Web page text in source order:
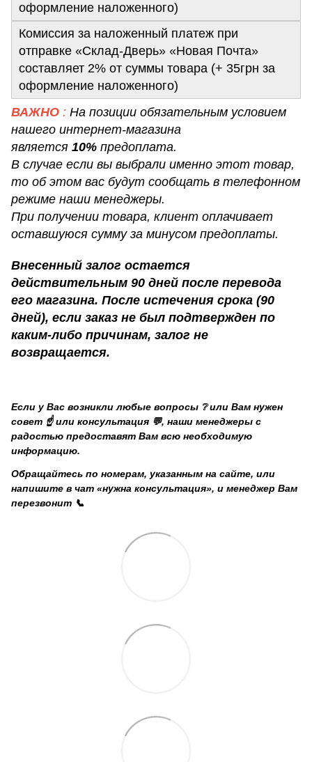
оформление наложенного)
Комиссия за наложенный платеж при
отправке «Склад-Дверь» «Новая Почта»
составляет 2% от суммы товара (+ 35грн за
оформление наложенного)
ВАЖНО : На позиции обязательным условием
нашего интернет-магазина
является 10% предоплата.
В случае если вы выбрали именно этот товар,
то об этом вас будут сообщать в телефонном
режиме наши менеджеры.
При получении товара, клиент оплачивает
оставшуюся сумму за минусом предоплаты.
Внесенный залог остается
действительным 90 дней после перевода
его магазина. После истечения срока (90
дней), если заказ не был подтвержден по
каким-либо причинам, залог не
возвращается.
Если у Вас возникли любые вопросы ❔ или Вам нужен
совет ☝️ или консультация 💬, наши менеджеры с
радостью предоставят Вам всю необходимую
информацию.
Обращайтесь по номерам, указанным на сайте, или
напишите в чат «нужна консультация», и менеджер Вам
перезвонит 📞